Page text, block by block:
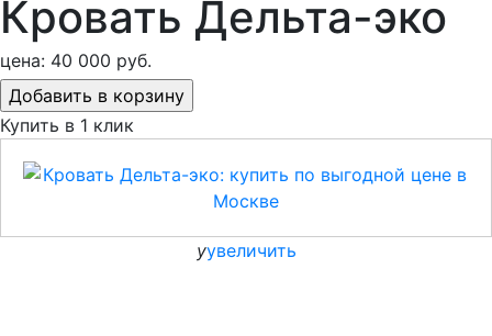
Кровать Дельта-эко
цена: 40 000 руб.
Купить в 1 клик
yувеличить